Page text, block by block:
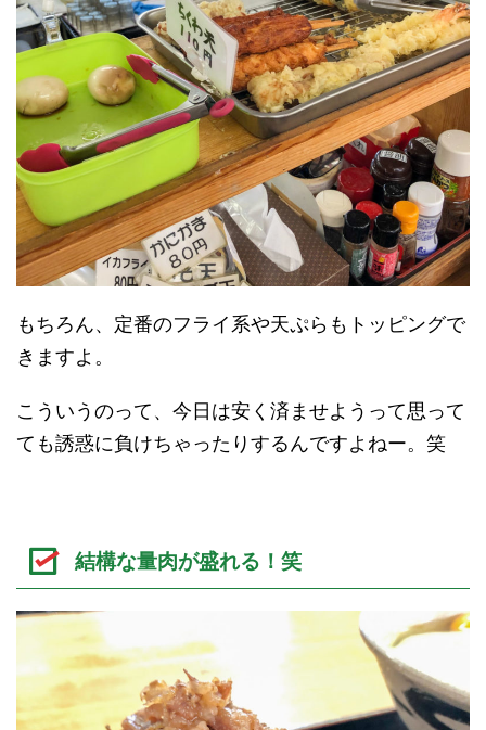
もちろん、定番のフライ系や天ぷらもトッピングで
きますよ。
こういうのって、今日は安く済ませようって思って
ても誘惑に負けちゃったりするんですよねー。笑
結構な量肉が盛れる！笑